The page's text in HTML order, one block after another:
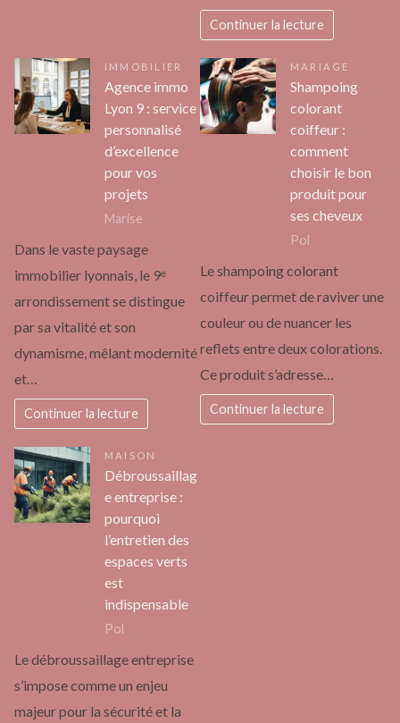
Continuer la lecture
IMMOBILIER
Agence immo
Lyon 9 : service
personnalisé
d’excellence
pour vos
projets
Marise
Dans le vaste paysage
immobilier lyonnais, le 9ᵉ
arrondissement se distingue
par sa vitalité et son
dynamisme, mêlant modernité
et…
Continuer la lecture
MARIAGE
Shampoing
colorant
coiffeur :
comment
choisir le bon
produit pour
ses cheveux
Pol
Le shampoing colorant
coiffeur permet de raviver une
couleur ou de nuancer les
reflets entre deux colorations.
Ce produit s’adresse…
Continuer la lecture
MAISON
Débroussaillag
e entreprise :
pourquoi
l’entretien des
espaces verts
est
indispensable
Pol
Le débroussaillage entreprise
s’impose comme un enjeu
majeur pour la sécurité et la